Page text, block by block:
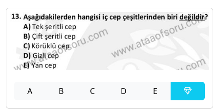
A B C D E